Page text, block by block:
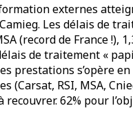
externes
Camieg. Les délais
(record de France
de traitement «
prestations s’opère
(Carsat, RSI, MSA,
62% pour